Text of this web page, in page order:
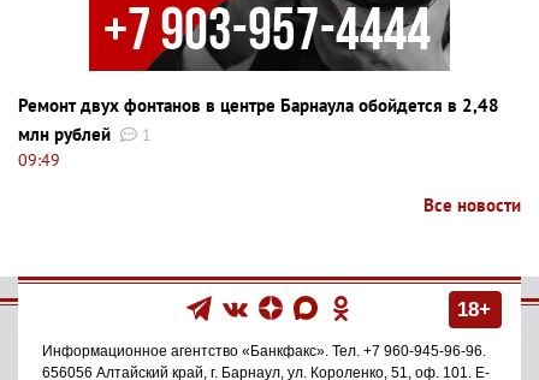
Ремонт двух фонтанов в центре Барнаула обойдется в 2,48
млн рублей
1
09:49
Все новости
18+
Информационное агентство «Банкфакс» . Тел. +7 960-945-96-96
656056 Алтайский край, г. Барнаул ул. Короленко, 51, оф. 101 . E-